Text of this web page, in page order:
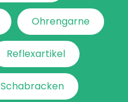
Ohrengarne
Reflexartikel
Schabracken